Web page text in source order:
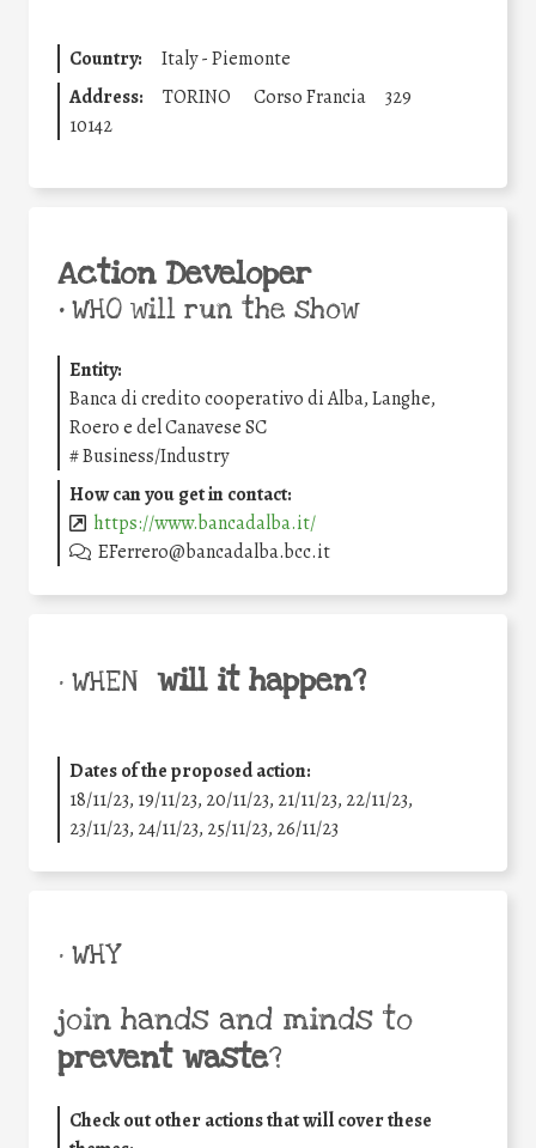
Country:
Italy - Piemonte
Address:
TORINO Corso Francia
329
10142
Action Developer
•WHO will run the show
Entity:
Banca di credito cooperativo di Alba, Langhe,
Roero e del Canavese SC
#Business/Industry
How can you get in contact:
https://www.bancadalba.it/
EFerrero@bancadalba.bcc.it
• WHEN will it happen?
Dates of the proposed action:
18/11/23, 19/11/23, 20/11/23, 21/11/23, 22/11/23,
23/11/23, 24/11/23, 25/11/23, 26/11/23
• WHY
join hands and minds to
prevent waste?
Check out other actions that will cover these